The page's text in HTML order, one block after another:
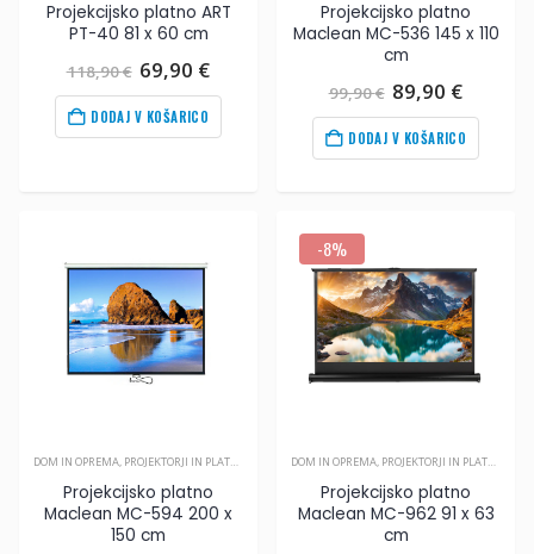
Projekcijsko platno ART
PT-40 81 x 60 cm
118,90€ Izvirna
cena
je
bila:
118,90€
69,90 €Trenutna
je:
DODAJ V KOŠARICO
Projekcijsko platno
Maclean MC-536 145 x 110
cm
99,90€ Izvirna
cena
je
bila:
99,90€.
89,90 €
je:
89,90
DODAJ V KOŠARICO
DOM IN OPREMA, PROJEKTORJI IN PLATNA
Projekcijsko platno
Maclean MC-594 200 x
150 cm
-8%
DOM IN OPREMA, PROJEKTORJI IN PLATNA
Projekcijsko platno
Maclean MC-962 91 x 63
cm